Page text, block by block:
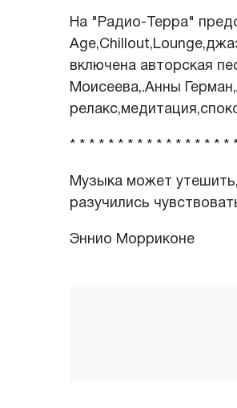
На "Радио-Терра"
включена авторская
Моисеева,.Анны
* * * * * * * * * * * * * * * * *
Музыка может
разучились
Эннио Морриконе